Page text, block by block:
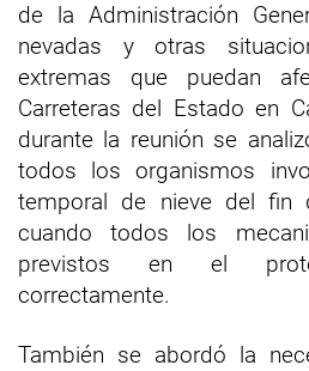
de la Administración
nevadas y otras
extremas que puedan
Carreteras del Estado en
durante la reunión se
todos los organismos
temporal de nieve del fin
cuando todos los
previstos en el
correctamente.
También se abordó la